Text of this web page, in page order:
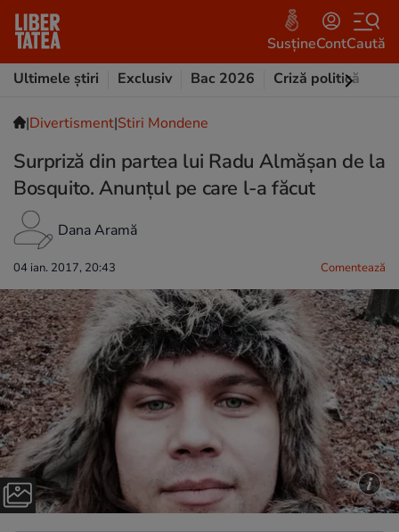
SusțineContCaută
Ultimele știri
Exclusiv Bac 2026 Criză politică
|Divertisment|Stiri Mondene
Surpriză din partea lui Radu Almășan de la
Bosquito. Anunțul pe care l-a făcut
Dana Aramă
04 ian. 2017, 20:43 Comentează